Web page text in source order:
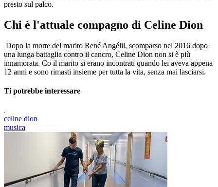
presto sul palco.
Chi è l'attuale compagno di Celine Dion
Dopo la morte del marito René Angélil, scomparso nel 2016 dopo
una lunga battaglia contro il cancro, Celine Dion non si è più
innamorata. Co il marito si erano incontrati quando lei aveva appena
12 anni e sono rimasti insieme per tutta la vita, senza mai lasciarsi.
Ti potrebbe interessare
celine dion
musica